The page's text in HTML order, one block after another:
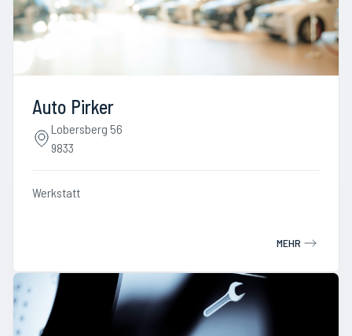
Auto Pirker
Lobersberg 56
9833
Werkstatt
MEHR